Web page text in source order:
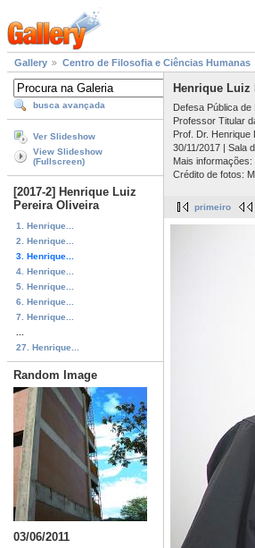
Gallery Centro de Filosofia e Ciências Humanas
busca avançada
Ver Slideshow
View Slideshow
(Fullscreen)
[2017-2] Henrique Luiz
Pereira Oliveira
1. Henrique...
2. Henrique...
3. Henrique...
4. Henrique...
5. Henrique...
6. Henrique...
7. Henrique...
27. Henrique...
Random Image
03/06/2011
Henrique Luiz
Defesa Pública de
Professor Titular
Prof. Dr. Henrique
30/11/2017 | Sala
Mais
Crédito de fotos:
primeiro